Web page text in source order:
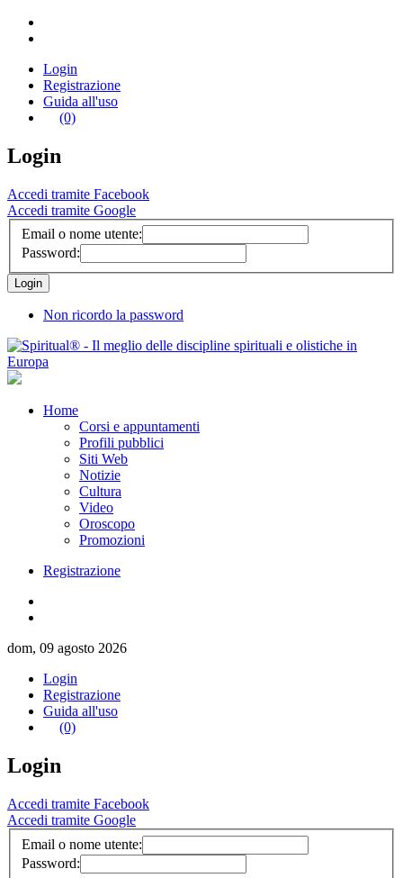
Login
Registrazione
Guida all'uso
(0)
Login
Accedi tramite Facebook
Accedi tramite Google
Email o nome utente:
Password:
Non ricordo la password
Home
Corsi e appuntamenti
Profili pubblici
Siti Web
Notizie
Cultura
Video
Oroscopo
Promozioni
Registrazione
dom, 09 agosto 2026
Login
Registrazione
Guida all'uso
(0)
Login
Accedi tramite Facebook
Accedi tramite Google
Email o nome utente:
Password: